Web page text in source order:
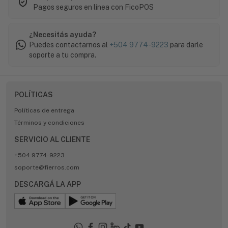
Pagos seguros en línea con FicoPOS
¿Necesitás ayuda?
Puedes contactarnos al +504 9774-9223 para darle
soporte a tu compra.
POLÍTICAS
Políticas de entrega
Términos y condiciones
SERVICIO AL CLIENTE
+504 9774-9223
soporte@fierros.com
DESCARGÁ LA APP